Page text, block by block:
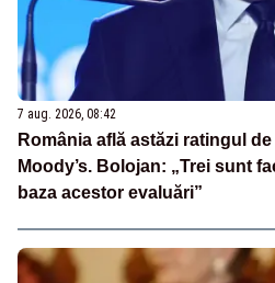
7 aug. 2026, 08:42
România află astăzi ratingul
Moody’s. Bolojan: „Trei sunt
baza acestor evaluări”